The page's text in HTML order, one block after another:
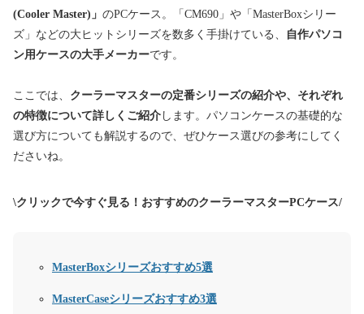
(Cooler Master)」 のPCケース。
「CM690」や「MasterBoxシリー
ズ」 などの大ヒットシリーズを数多く手掛けている、
自作パソコ
ン用ケースの大手メーカーです。
ここでは、 クーラーマスターの定番シリーズの紹介や、それぞれ
の特徴について詳しくご紹介 します。パソコンケースの基礎的な
選び方についても解説するので、 ぜひケース選びの参考にしてく
ださいね。
\クリックで今すぐ見る！おすすめのクーラーマスターPCケース/
MasterBoxシリーズおすすめ5選
MasterCaseシリーズおすすめ3選